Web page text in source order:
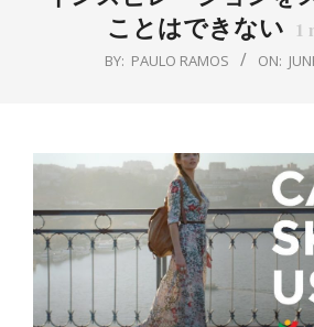
ことはできない 1
BY: PAULO RAMOS ON: